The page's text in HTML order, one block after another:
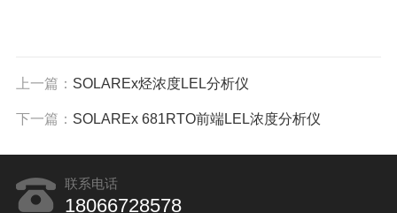
上一篇： SOLAREx烃浓度LEL分析仪
下一篇： SOLAREx 681RTO前端LEL浓度分析仪
联系电话
18066728578